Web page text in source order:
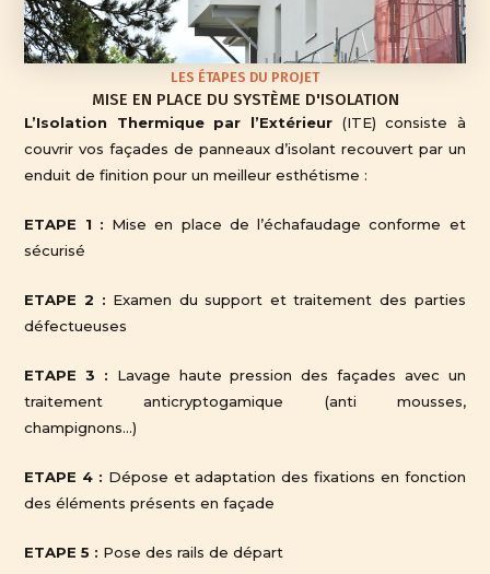
LES ÉTAPES DU PROJET
MISE EN PLACE DU SYSTÈME D'ISOLATION
L’Isolation Thermique par l’Extérieur (ITE) consiste à
couvrir vos façades de panneaux d’isolant recouvert par un
enduit de finition pour un meilleur esthétisme :
ETAPE 1 : Mise en place de l’échafaudage conforme et
sécurisé
ETAPE 2 : Examen du support et traitement des parties
défectueuses
ETAPE 3 : Lavage haute pression des façades avec un
traitement anticryptogamique (anti mousses,
champignons…)
ETAPE 4 : Dépose et adaptation des fixations en fonction
des éléments présents en façade
ETAPE 5 : Pose des rails de départ